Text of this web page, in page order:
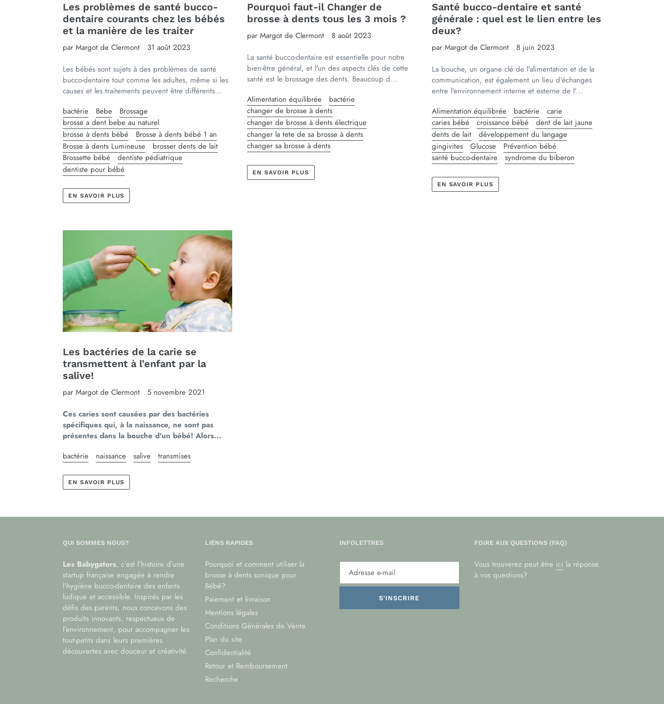
Les problèmes de santé bucco-
dentaire courants chez les bébés
et la manière de les traiter
par Margot de Clermont
31 août 2023
Les bébés sont sujets à des problèmes de santé
bucco-dentaire tout comme les adultes, même si les
causes et les traitements peuvent être différents...
bactérie
Bebe
Brossage
brosse a dent bebe au naturel
brosse à dents bébé
Brosse à dents bébé 1 an
Brosse à dents Lumineuse
brosser dents de lait
Brossette bébé
dentiste pédiatrique
dentiste pour bébé
EN SAVOIR PLUS
Pourquoi faut-il Changer de
brosse à dents tous les 3 mois ?
par Margot de Clermont
8 août 2023
La santé bucco-dentaire est essentielle pour notre
bien-être général, et l'un des aspects clés de cette
santé est le brossage des dents. Beaucoup d...
Alimentation équilibrée
bactérie
changer de brosse à dents
changer de brosse à dents électrique
changer la tete de sa brosse à dents
changer sa brosse à dents
EN SAVOIR PLUS
Santé bucco-dentaire et santé
générale : quel est le lien entre les
deux?
par Margot de Clermont
8 juin 2023
La bouche, un organe clé de l'alimentation et de la
communication, est également un lieu d'échanges
entre l'environnement interne et externe de l'...
Alimentation équilibrée
bactérie
carie
caries bébé
croissance bébé
dent de lait jaune
dents de lait
développement du langage
gingivites
Glucose
Prévention bébé
santé bucco-dentaire
syndrome du biberon
EN SAVOIR PLUS
Les bactéries de la carie se
transmettent à l’enfant par la
salive!
par Margot de Clermont
5 novembre 2021
Ces caries sont causées par des bactéries
spécifiques qui, à la naissance, ne sont pas
présentes dans la bouche d'un bébé! Alors...
bactérie
naissance salive transmises
EN SAVOIR PLUS
QUI SOMMES NOUS?
Les Babygators, c’est l’histoire d’une
startup française engagée à rendre
l’hygiène bucco-dentaire des enfants
ludique et accessible. Inspirés par les
défis des parents, nous concevons des
produits innovants, respectueux de
l’environnement, pour accompagner les
tout-petits dans leurs premières
découvertes avec douceur et créativité.
LIENS RAPIDES
Pourquoi et comment utiliser la
brosse à dents sonique pour
Bébé?
Paiement et livraison
Mentions légales
Conditions Générales de Vente
Plan du site
Confidentialité
Retour et Remboursement
Recherche
INFOLETTRES
S'INSCRIRE
FOIRE AUX QUESTIONS (FAQ)
Vous trouverez peut être ici la réponse
à vos questions?